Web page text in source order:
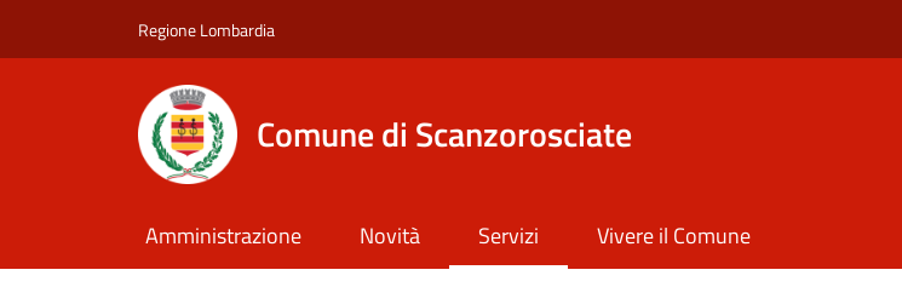
Regione Lombardia
Comune di Scanzorosciate
Amministrazione Novità Servizi Vivere il Comune